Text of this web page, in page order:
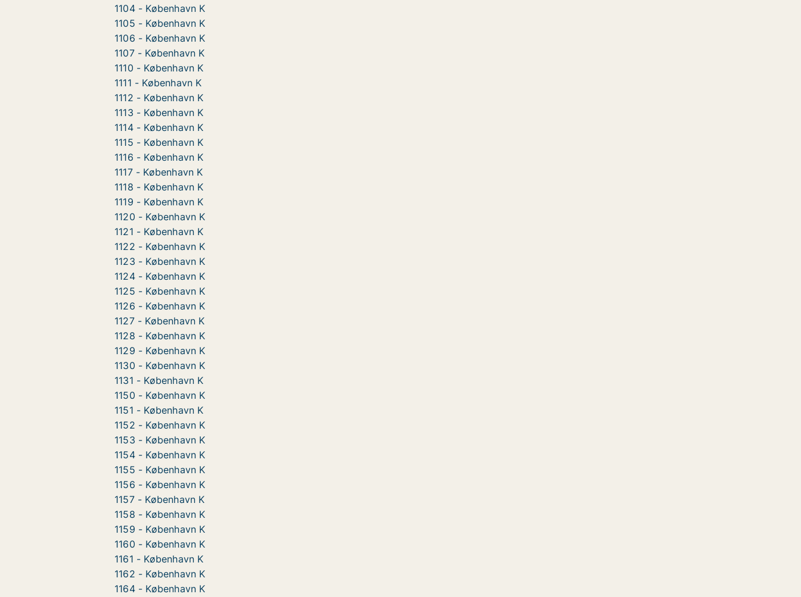
1104 - København K
1105 - København K
1106 - København K
1107 - København K
1110 - København K
1111 - København K
1112 - København K
1113 - København K
1114 - København K
1115 - København K
1116 - København K
1117 - København K
1118 - København K
1119 - København K
1120 - København K
1121 - København K
1122 - København K
1123 - København K
1124 - København K
1125 - København K
1126 - København K
1127 - København K
1128 - København K
1129 - København K
1130 - København K
1131 - København K
1150 - København K
1151 - København K
1152 - København K
1153 - København K
1154 - København K
1155 - København K
1156 - København K
1157 - København K
1158 - København K
1159 - København K
1160 - København K
1161 - København K
1162 - København K
1164 - København K